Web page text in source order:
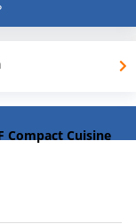
Compact Cuisine